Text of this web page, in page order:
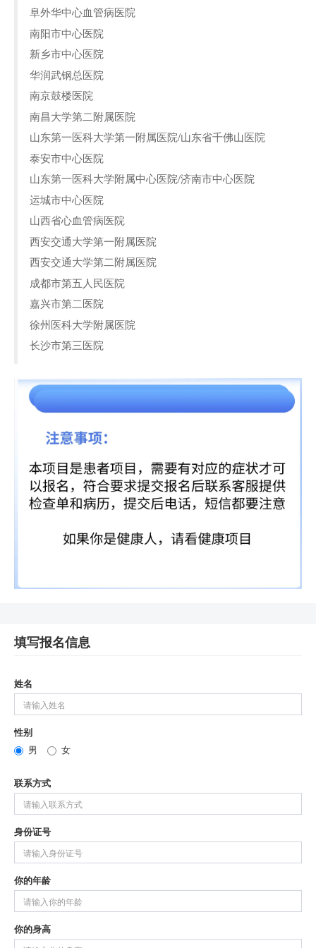
阜外华中心血管病医院
南阳市中心医院
新乡市中心医院
华润武钢总医院
南京鼓楼医院
南昌大学第二附属医院
山东第一医科大学第一附属医院/山东省千佛山医院
泰安市中心医院
山东第一医科大学附属中心医院/济南市中心医院
运城市中心医院
山西省心血管病医院
西安交通大学第一附属医院
西安交通大学第二附属医院
成都市第五人民医院
嘉兴市第二医院
徐州医科大学附属医院
长沙市第三医院
填写报名信息
姓名
性别
男
女
联系方式
身份证号
你的年龄
你的身高